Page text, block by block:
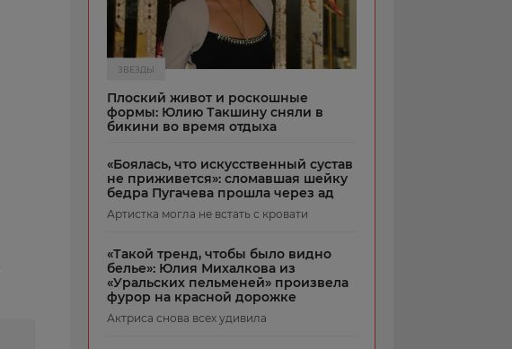
ЗВЕЗДЫ
Плоский живот и роскошные
формы: Юлию Такшину сняли в
бикини во время отдыха
«Боялась, что искусственный сустав
не приживется»: сломавшая шейку
бедра Пугачева прошла через ад
Артистка могла не встать с кровати
«Такой тренд, чтобы было видно
белье»: Юлия Михалкова из
«Уральских пельменей» произвела
фурор на красной дорожке
Актриса снова всех удивила